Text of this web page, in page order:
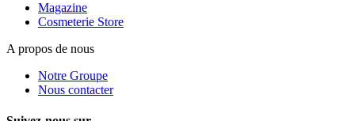
Magazine
Cosmeterie Store
A propos de nous
Notre Groupe
Nous contacter